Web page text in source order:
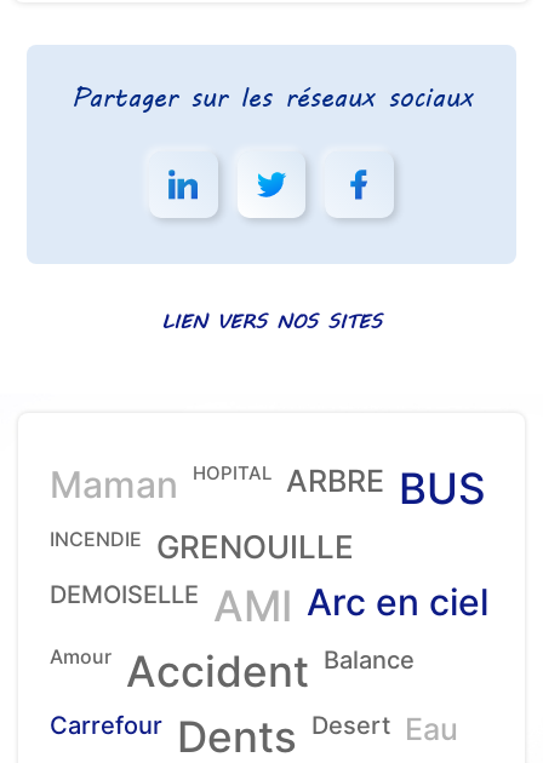
Partager sur les réseaux sociaux
LIEN VERS NOS SITES
Maman HOPITAL ARBRE BUS
INCENDIE GRENOUILLE
DEMOISELLE AMI Arc en ciel
Amour Accident Balance
Carrefour Dents Desert Eau